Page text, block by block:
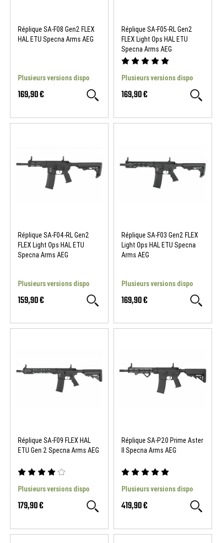
Réplique SA-F08 Gen2 FLEX
HAL ETU Specna Arms AEG
Plusieurs versions dispo
169,90 €
Réplique SA-F05-RL Gen2
FLEX Light Ops HAL ETU
Specna Arms AEG
Plusieurs versions dispo
169,90 €
Réplique SA-F04-RL Gen2
FLEX Light Ops HAL ETU
Specna Arms AEG
Plusieurs versions dispo
159,90 €
Réplique SA-F03 Gen2 FLEX
Light Ops HAL ETU Specna
Arms AEG
Plusieurs versions dispo
169,90 €
Réplique SA-F09 FLEX HAL
ETU Gen 2 Specna Arms AEG
Plusieurs versions dispo
179,90 €
Réplique SA-P20 Prime Aster
II Specna Arms AEG
Plusieurs versions dispo
419,90 €